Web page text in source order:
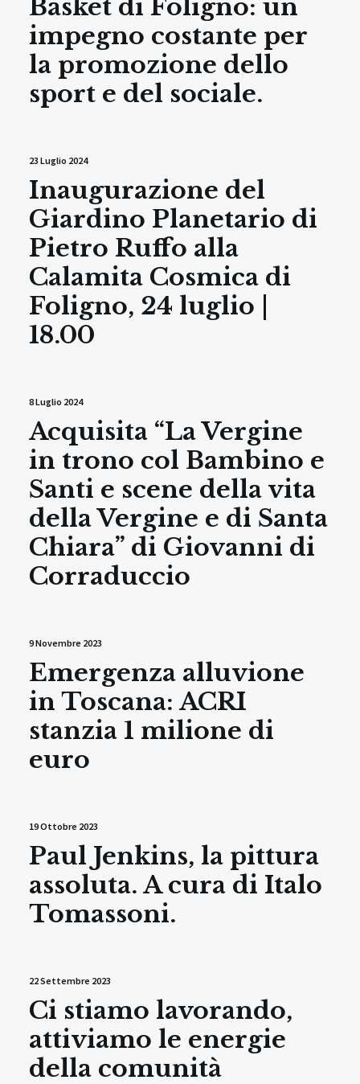
Basket di Foligno: un
impegno costante per
la promozione dello
sport e del sociale.
23 Luglio 2024
Inaugurazione del
Giardino Planetario di
Pietro Ruffo alla
Calamita Cosmica di
Foligno, 24 luglio |
18.00
8 Luglio 2024
Acquisita “La Vergine
in trono col Bambino e
Santi e scene della vita
della Vergine e di Santa
Chiara” di Giovanni di
Corraduccio
9 Novembre 2023
Emergenza alluvione
in Toscana: ACRI
stanzia 1 milione di
euro
19 Ottobre 2023
Paul Jenkins, la pittura
assoluta. A cura di Italo
Tomassoni.
22 Settembre 2023
Ci stiamo lavorando,
attiviamo le energie
della comunità